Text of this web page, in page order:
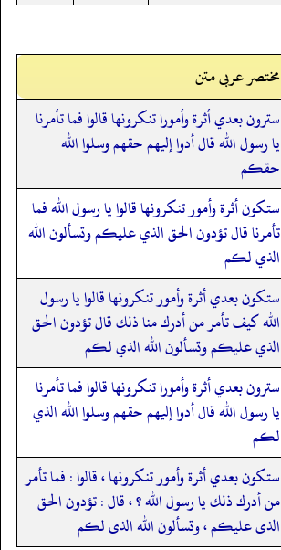
مختصر عربی متن
سترون بعدي أثرة وأمورا تنكرونها قالوا فما تأمرنا
يا رسول الله قال أدوا إليهم حقهم وسلوا الله
حقكم
ستكون أثرة وأمور تنكرونها قالوا يا رسول الله فما
تأمرنا قال تؤدون الحق الذي عليكم وتسألون الله
الذي لكم
ستكون بعدي أثرة وأمور تنكرونها قالوا يا رسول
الله كيف تأمر من أدرك منا ذلك قال تؤدون الحق
الذي عليكم وتسألون الله الذي لكم
سترون بعدي أثرة وأمورا تنكرونها قالوا فما تأمرنا
يا رسول الله قال أدوا إليهم حقهم وسلوا الله الذي
لكم
ستكون بعدي أثرة وأمور تنكرونها ، قالوا : فما تأمر
من أدرك ذلك يا رسول الله ؟ ، قال : تؤدون الحق
الذى عليكم ، وتسألون الله الذى لكم